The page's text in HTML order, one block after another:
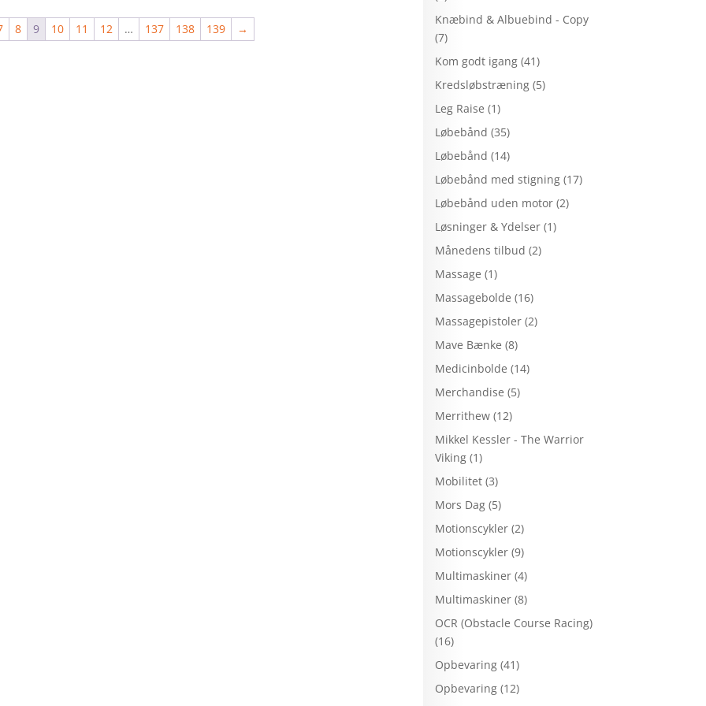
8 9 10 11 12 … 137 138 139 →
Knæbind & Albuebind - Copy
(7)
Kom godt igang (41)
Kredsløbstræning (5)
Leg Raise (1)
Løbebånd (35)
Løbebånd (14)
Løbebånd med stigning (17)
Løbebånd uden motor (2)
Løsninger & Ydelser (1)
Månedens tilbud (2)
Massage (1)
Massagebolde (16)
Massagepistoler (2)
Mave Bænke (8)
Medicinbolde (14)
Merchandise (5)
Merrithew (12)
Mikkel Kessler - The Warrior
Viking (1)
Mobilitet (3)
Mors Dag (5)
Motionscykler (2)
Motionscykler (9)
Multimaskiner (4)
Multimaskiner (8)
OCR (Obstacle Course Racing)
(16)
Opbevaring (41)
Opbevaring (12)